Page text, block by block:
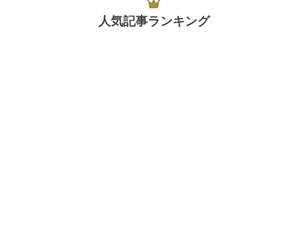
人気記事ランキング